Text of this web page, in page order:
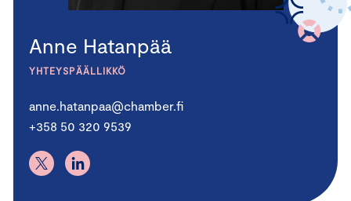
Anne Hatanpää
YHTEYSPÄÄLLIKKÖ
anne.hatanpaa@chamber.fi
+358 50 320 9539